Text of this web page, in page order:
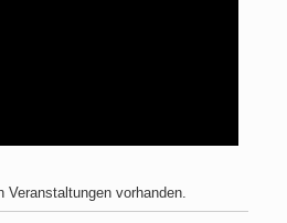
Veranstaltungen vorhanden.